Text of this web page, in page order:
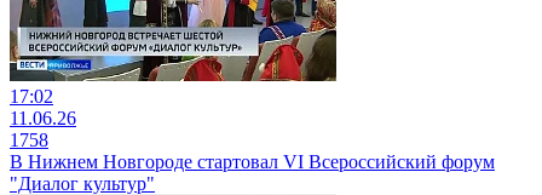
17:02
11.06.26
1758
В Нижнем Новгороде стартовал VI Всероссийский форум
"Диалог культур"